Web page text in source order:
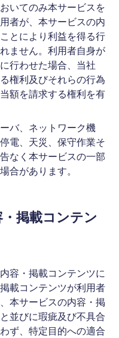
いてのみ本サービスを
者が、本サービスの内
とにより利益を得る行
ません。利用者自身が
行わせた場合、当社
権利及びそれらの行為
額を請求する権利を有
バ、ネットワーク機
電、天災、保守作業そ
なく本サービスの一部
合があります。
掲載コンテン
容・掲載コンテンツに
載コンテンツが利用者
本サービスの内容・掲
並びに瑕疵及び不具合
ず、特定目的への適合